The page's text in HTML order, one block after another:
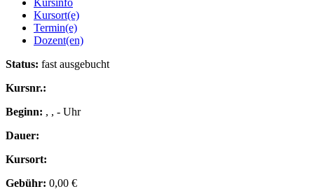
Kursort(e)
Termin(e)
Dozent(en)
Status: fast ausgebucht
Kursnr.:
Beginn: , , - Uhr
Dauer:
Kursort:
Gebühr: 0,00 €